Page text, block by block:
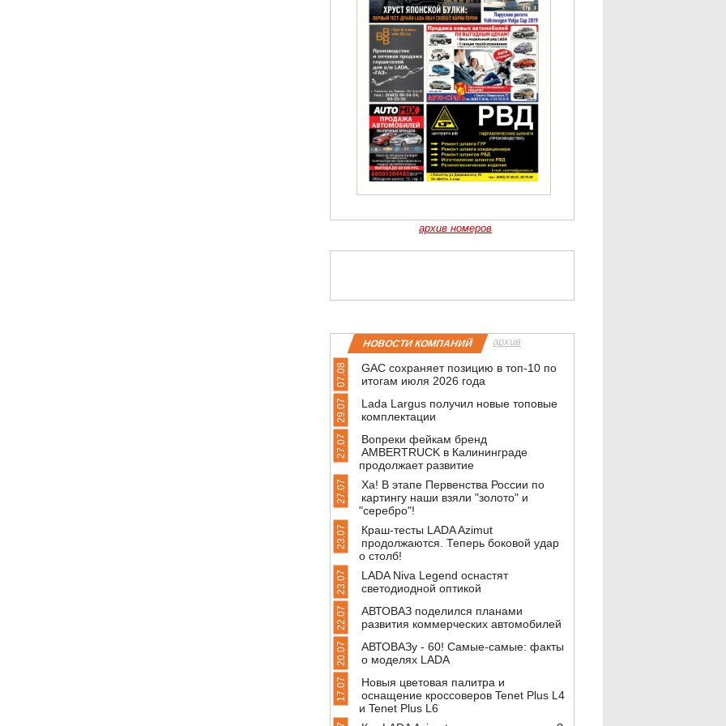
архив номеров
НОВОСТИ КОМПАНИЙ архив
07.08
GAC сохраняет позицию в топ-10 по
итогам июля 2026 года
29.07
Lada Largus получил новые топовые
комплектации
27.07
Вопреки фейкам бренд
AMBERTRUCK в Калининграде
продолжает развитие
27.07
Ха! В этапе Первенства России по
картингу наши взяли "золото" и
"серебро"!
23.07
Краш-тесты LADA Azimut
продолжаются. Теперь боковой удар
о столб!
23.07
LADA Niva Legend оснастят
светодиодной оптикой
22.07
АВТОВАЗ поделился планами
развития коммерческих автомобилей
20.07
АВТОВАЗу - 60! Самые-самые: факты
о моделях LADA
17.07
Новыя цветовая палитра и
оснащение кроссоверов Tenet Plus L4
и Tenet Plus L6